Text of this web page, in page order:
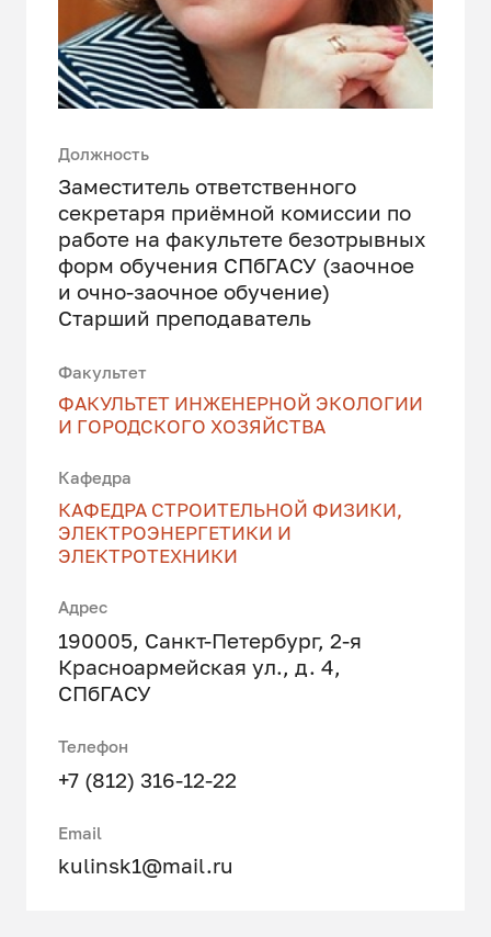
Должность
Заместитель ответственного
секретаря приёмной комиссии по
работе на факультете безотрывных
форм обучения СПбГАСУ (заочное
и очно-заочное обучение)
Старший преподаватель
Факультет
ФАКУЛЬТЕТ ИНЖЕНЕРНОЙ ЭКОЛОГИИ
И ГОРОДСКОГО ХОЗЯЙСТВА
Кафедра
КАФЕДРА СТРОИТЕЛЬНОЙ ФИЗИКИ,
ЭЛЕКТРОЭНЕРГЕТИКИ И
ЭЛЕКТРОТЕХНИКИ
Адрес
190005, Санкт-Петербург, 2-я
Красноармейская ул., д. 4,
СПбГАСУ
Телефон
+7 (812) 316-12-22
Email
kulinsk1@mail.ru